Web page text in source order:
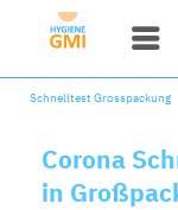
Schnelltest Grosspackung
Corona
in